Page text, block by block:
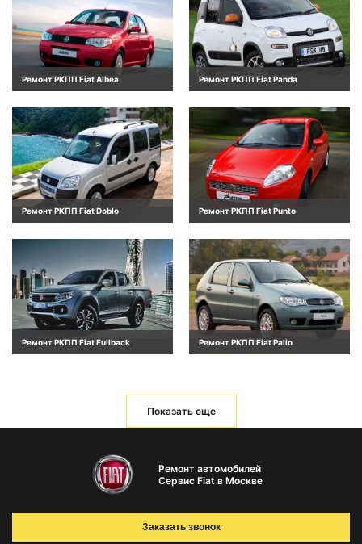
Ремонт РКПП Fiat Albea Ремонт РКПП Fiat Panda
Ремонт РКПП Fiat Doblo Ремонт РКПП Fiat Punto
Ремонт РКПП Fiat Fullback Ремонт РКПП Fiat Palio
Показать еще
Ремонт автомобилей
Сервис Fiat в Москве
Заказать звонок